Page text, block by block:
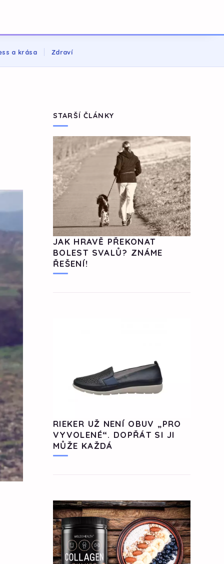
a krása Zdraví
STARŠÍ ČLÁNKY
JAK HRAVĚ PŘEKONAT
BOLEST SVALŮ? ZNÁME
ŘEŠENÍ!
RIEKER UŽ NENÍ OBUV „PRO
VYVOLENÉ“. DOPŘÁT SI JI
MŮŽE KAŽDÁ